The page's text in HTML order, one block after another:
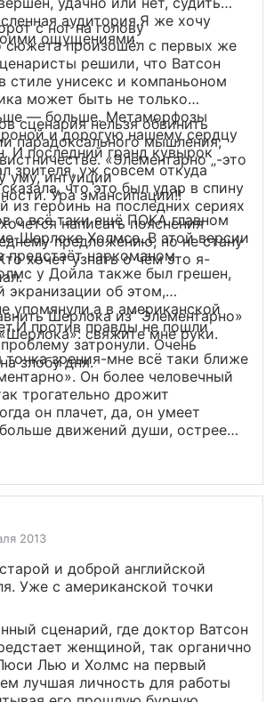
аудитория.Я же хочу
ощущениями.
с ног на голову
сюжета произошёл с первых же
решили, что Ватсон
стиле унисекс и компаньоном
может быть не только
— больше. Метаморфозы
и дорогую нашему сердцу
И последний гранд кувырок
зрителя, уж совсем откуда
что это был удар в спину
из героинь на последних сериях
написать пояснения
предложению, но не стану
хочет узнать о чём это я-
сценария нельзя обвинить
парадоксального мышления,
«Элементарно „-это
уму, интуиции
Ура эмансипации!!
о всё таки ещё ПОКА главном
Шерлоке Холмсе. В этой версии
предстаёт наркоманом
у Дойла также был грешен,
экранизации об этом,
упомянули,а в американской
против правды не пошли
затронули. Очень
злобу дня.
Шерлока из“ Элементарно»
свяжите мне руки.
зрения-мне всё таки ближе
Он более человечный
трогательно дрожит
он плачет, да, он умеет
движений души, острее
потому, что сериал всё таки
Шерлок в «Шерлоке „-
Альбиона не принято открыто
От героя Бенедикта
меня холодом веет.
всех и от друга доктора
дистанцию, в понимании своей
снисходить до всех
поднять их до своего уровня
предпринимает. Американский
доступен, активно
смену в лице Ватсон. Да!
актера я произношу
британского до сих пор
не буду кривить душой,
2013
и доброй английской
Уже с американской точки
сценарий, где доктор Ватсон
женщиной, так органично
Лью и Холмс на первый
лучшая личность для работы